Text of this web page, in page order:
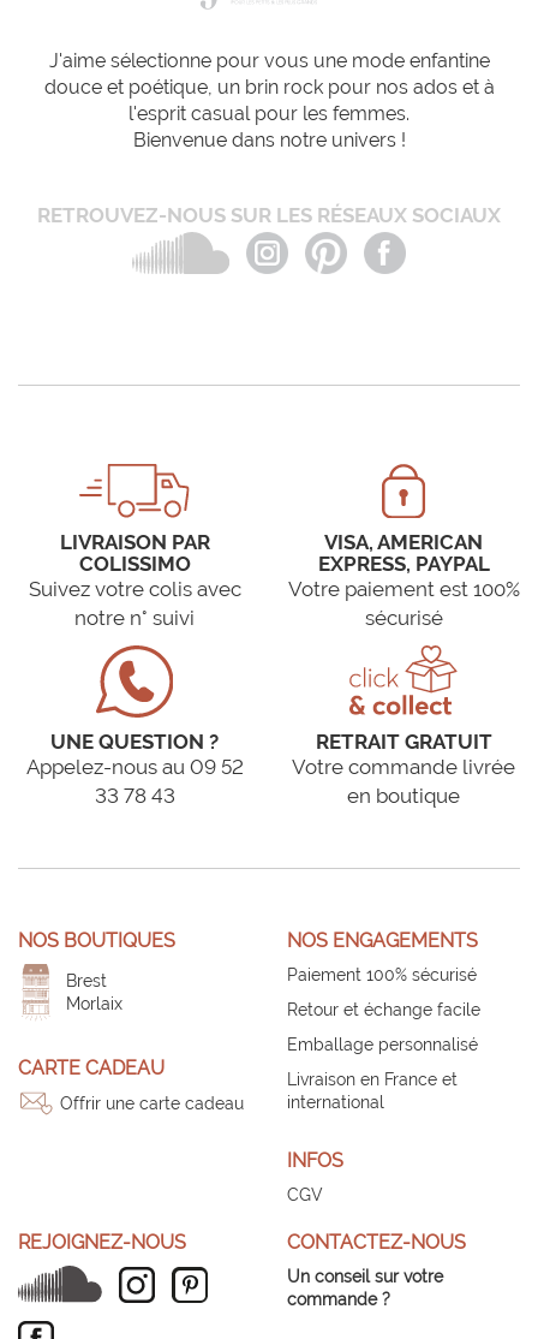
J'aime sélectionne pour vous une mode enfantine
douce et poétique, un brin rock pour nos ados et à
l'esprit casual pour les femmes.
Bienvenue dans notre univers !
RETROUVEZ-NOUS SUR LES RÉSEAUX SOCIAUX
LIVRAISON PAR
COLISSIMO
Suivez votre colis avec
notre n° suivi
VISA, AMERICAN
EXPRESS, PAYPAL
Votre paiement est 100%
sécurisé
UNE QUESTION ?
Appelez-nous au 09 52
33 78 43
RETRAIT GRATUIT
Votre commande livrée
en boutique
NOS BOUTIQUES
Brest
Morlaix
CARTE CADEAU
Offrir une carte cadeau
NOS ENGAGEMENTS
Paiement 100% sécurisé
Retour et échange facile
Emballage personnalisé
Livraison en France et
international
INFOS
CGV
REJOIGNEZ-NOUS CONTACTEZ-NOUS
Un conseil sur votre
commande ?